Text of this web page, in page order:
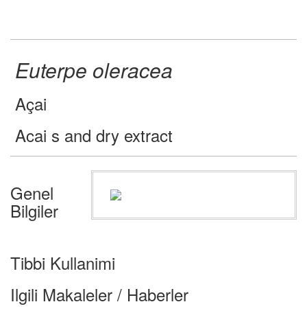
Euterpe oleracea
Açai
Acai s and dry extract
Genel
Bilgiler
Tibbi Kullanimi
Ilgili Makaleler / Haberler